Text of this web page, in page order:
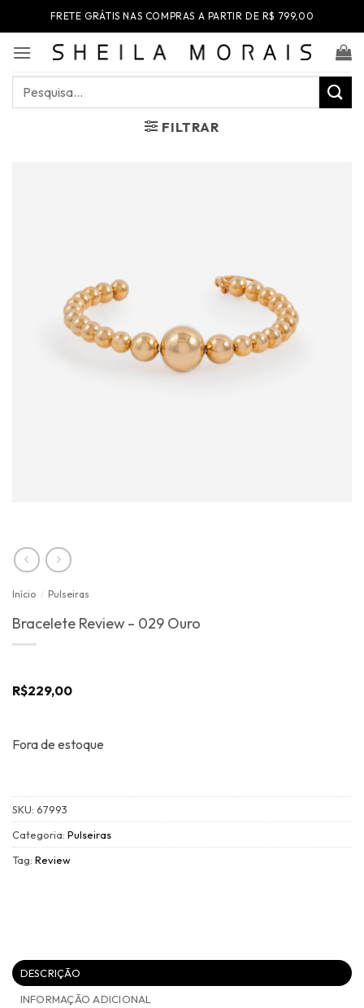
to
content
FRETE GRÁTIS NAS COMPRAS A PARTIR DE R$ 799,00
FILTRAR
Início / Pulseiras
Bracelete Review – 029 Ouro
R$229,00
Fora de estoque
SKU: 67993
Categoria: Pulseiras
Tag: Review
DESCRIÇÃO
INFORMAÇÃO ADICIONAL